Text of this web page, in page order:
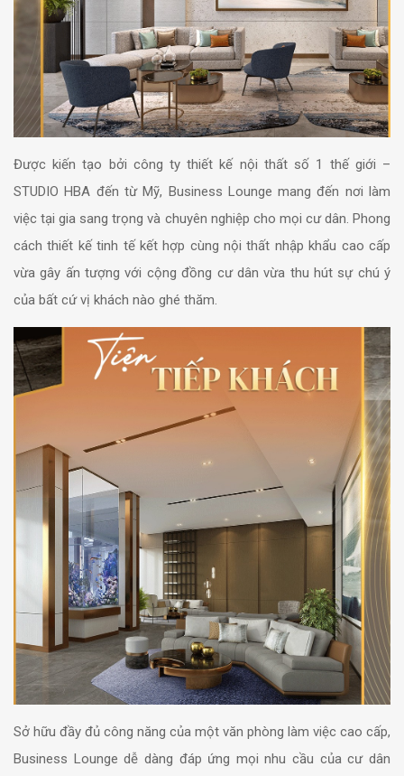
Được kiến tạo bởi công ty thiết kế nội thất số 1 thế giới –
STUDIO HBA đến từ Mỹ, Business Lounge mang đến nơi làm
việc tại gia sang trọng và chuyên nghiệp cho mọi cư dân. Phong
cách thiết kế tinh tế kết hợp cùng nội thất nhập khẩu cao cấp
vừa gây ấn tượng với cộng đồng cư dân vừa thu hút sự chú ý
của bất cứ vị khách nào ghé thăm.
Sở hữu đầy đủ công năng của một văn phòng làm việc cao cấp,
Business Lounge dễ dàng đáp ứng mọi nhu cầu của cư dân